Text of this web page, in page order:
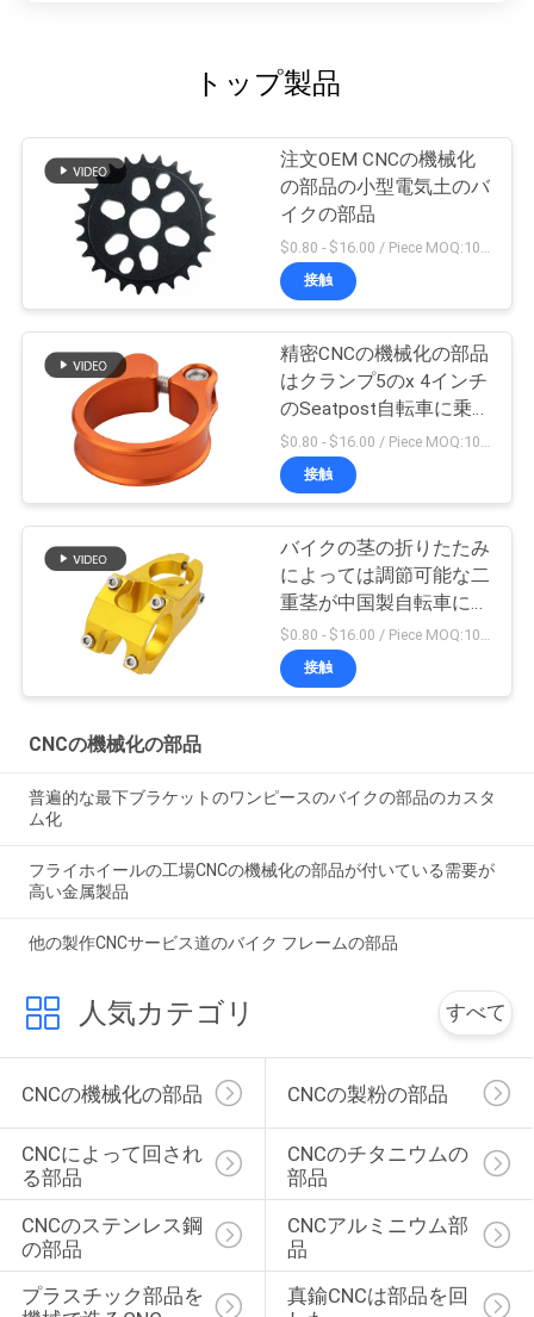
トップ製品
注文OEM CNCの機械化
の部品の小型電気土のバ
イクの部品
接触
精密CNCの機械化の部品
はクランプ5のx 4インチ
のSeatpost自転車に乗
る
接触
バイクの茎の折りたたみ
によっては調節可能な二
重茎が中国製自転車に乗
る
$0.80 - $16.00 / Piece MOQ:10部分
接触
CNCの機械化の部品
普遍的な最下ブラケットのワンピースのバイクの部品のカスタ
ム化
フライホイールの工場CNCの機械化の部品が付いている需要が
高い金属製品
他の製作CNCサービス道のバイク フレームの部品
人気カテゴリ すべて
CNCの機械化の部品 CNCの製粉の部品
CNCによって回され
る部品
CNCのチタニウムの
部品
CNCのステンレス鋼
の部品
CNCアルミニウム部
品
プラスチック部品を
真鍮CNCは部品を回